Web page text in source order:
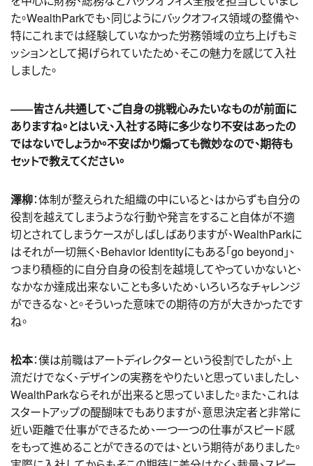
た。WealthParkでも、同じようにバックオフィス領域の整備や、
特にこれまでは経験していなかった労務領域の立ち上げもミ
ッションとして掲げられていたため、そこの魅力を感じて入社
しました。
――皆さん共通して、ご自身の挑戦心みたいなものが前面に
ありますね。とはいえ、入社する時に多少なり不安はあったの
ではないでしょうか。不安ばかり煽っても微妙なので、期待も
セットで教えてください。
澤柳：体制が整えられた組織の中にいると、はからずも自分の
役割を越えてしまうような行動や発言をすること自体が不適
切とされてしまうケースがしばしばありますが、WealthParkに
はそれが一切無く、Behavior Identityにもある「go beyond」、
つまり積極的に自分自身の役割を越境してやっていかないと、
なかなか達成出来ないことも多いため、いろいろなチャレンジ
ができるな、と。そういった意味での期待の方が大きかったです
ね。
松本：僕は前職はアートディレクターという役割でしたが、上
流だけでなく、デザインの実務をやりたいと思っていましたし、
WealthParkならそれが出来ると思っていました。また、これは
スタートアップの醍醐味でもありますが、意思決定者と非常に
近い距離で仕事ができるため、一つ一つの仕事がスピード感
をもって進めることができるのでは、という期待がありました。